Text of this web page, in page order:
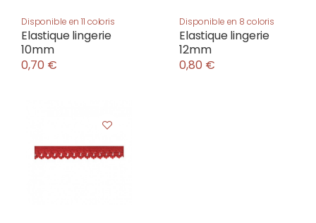
Disponible en 11 coloris
Elastique lingerie
10mm
0,70 €
Disponible en 8 coloris
Elastique lingerie
12mm
0,80 €